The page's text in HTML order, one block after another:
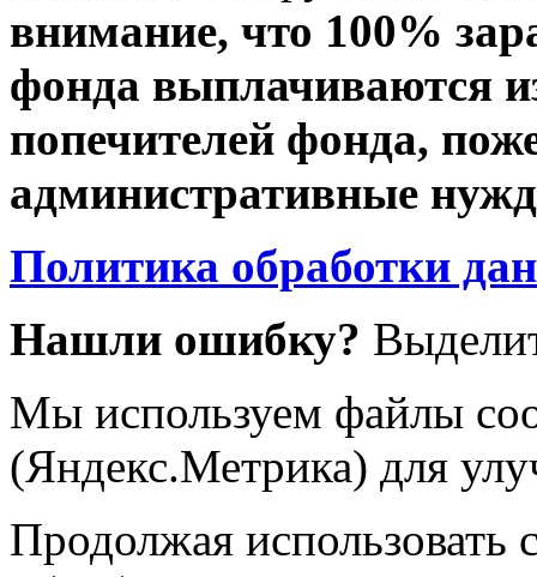
внимание, что 100%
фонда выплачиваются
попечителей фонда,
административные
Политика обработки
Нашли ошибку?
Мы используем файлы
(Яндекс.Метрика) для
Продолжая использовать